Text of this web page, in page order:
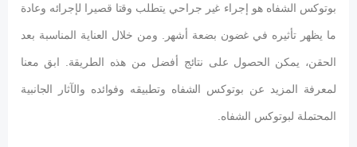
بوتوكس الشفاه هو إجراء غير جراحي يتطلب وقتا قصيرا لإجرائه وعادة
ما يظهر تأثيره في غضون بضعة أشهر. ومن خلال العناية المناسبة بعد
الحقن، يمكن الحصول على نتائج أفضل من هذه الطريقة. ابق معنا
لمعرفة المزيد عن بوتوكس الشفاه وتطبيقه وفوائده والآثار الجانبية
المحتملة لبوتوكس الشفاه.